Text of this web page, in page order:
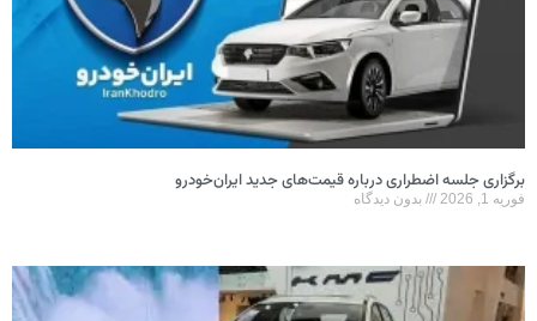
درباره قیمت‌های جدید ایران‌خودرو
دیدگاه